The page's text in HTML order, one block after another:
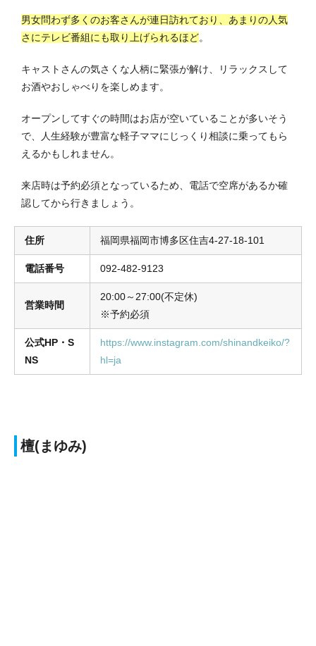
男女問わず多くのお客さんが連日訪れており、あまりの人気
さにテレビ番組にも取り上げられるほど。
キャストさんの気さくな人柄に緊張が解け、リラックスして
お酒やおしゃべりを楽しめます。
オープンしてすぐの時間はお店が空いていることが多いそう
で、人生経験が豊富な軽子ママにじっくり相談に乗ってもら
えるかもしれません。
来店時は予約必須となっているため、電話で空席があるか確
認してから行きましょう。
住所 福岡県福岡市博多区住吉4-27-18-101
電話番号 092-482-9123
営業時間
20:00～27:00(不定休)
※予約必須
公式HP・S
NS
https://www.instagram.com/shinandkeiko/?
hl=ja
檀(まゆみ)